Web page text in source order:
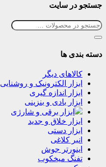
جستجو در سایت
دسته بندی ها
کالاهای دیگر
ابزار الکترونیک و روشنایی
ابزار اندازه گیری
ابزار بادی و بنزینی
ابزار برقی و شارژی
ابزار خلاق و جدید
ابزار دستی
انبر کلاغی
اینورتر جوش
تفنگ میخکوب